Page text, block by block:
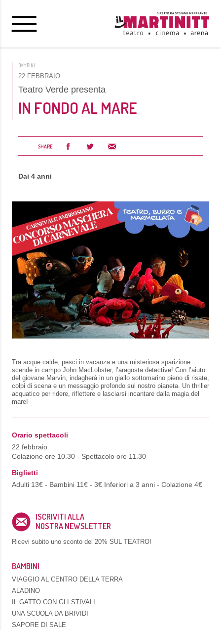
BAMBINI
22 FEBBRAIO
Teatro Verde presenta
IN FONDO AL MARE
SHARE
Dai 4 anni
Tra acque calde, pesci in vacanza e una misteriosa sparizione...
scende in campo John MacLobster, l’aragosta detective! Con l’aiuto
del giovane Marvin, indagherà in un giallo sottomarino pieno di risate,
colpi di scena e un messaggio profondo sul nostro pianeta. Un thriller
acquatico per ridere, riflettere e lasciarsi incantare dalla magia del
mare!
Orario spettacoli
22 febbraio
Colazione ore 10.30 - Spettacolo ore 11.30
Biglietti
Adulti 13€ - Bambini 11€ - 3€ Inferiori a 3 anni - Colazione 4€
ISCRIVITI ALLA
NOSTRA NEWSLETTER
Ricevi subito uno sconto del 20% SUL TEATRO!
BAMBINI
VIAGGIO AL CENTRO DELLA TERRA
ALADINO
IL GATTO CON GLI STIVALI
UNA SCUOLA DA BRIVIDI
SAPORE DI SALE